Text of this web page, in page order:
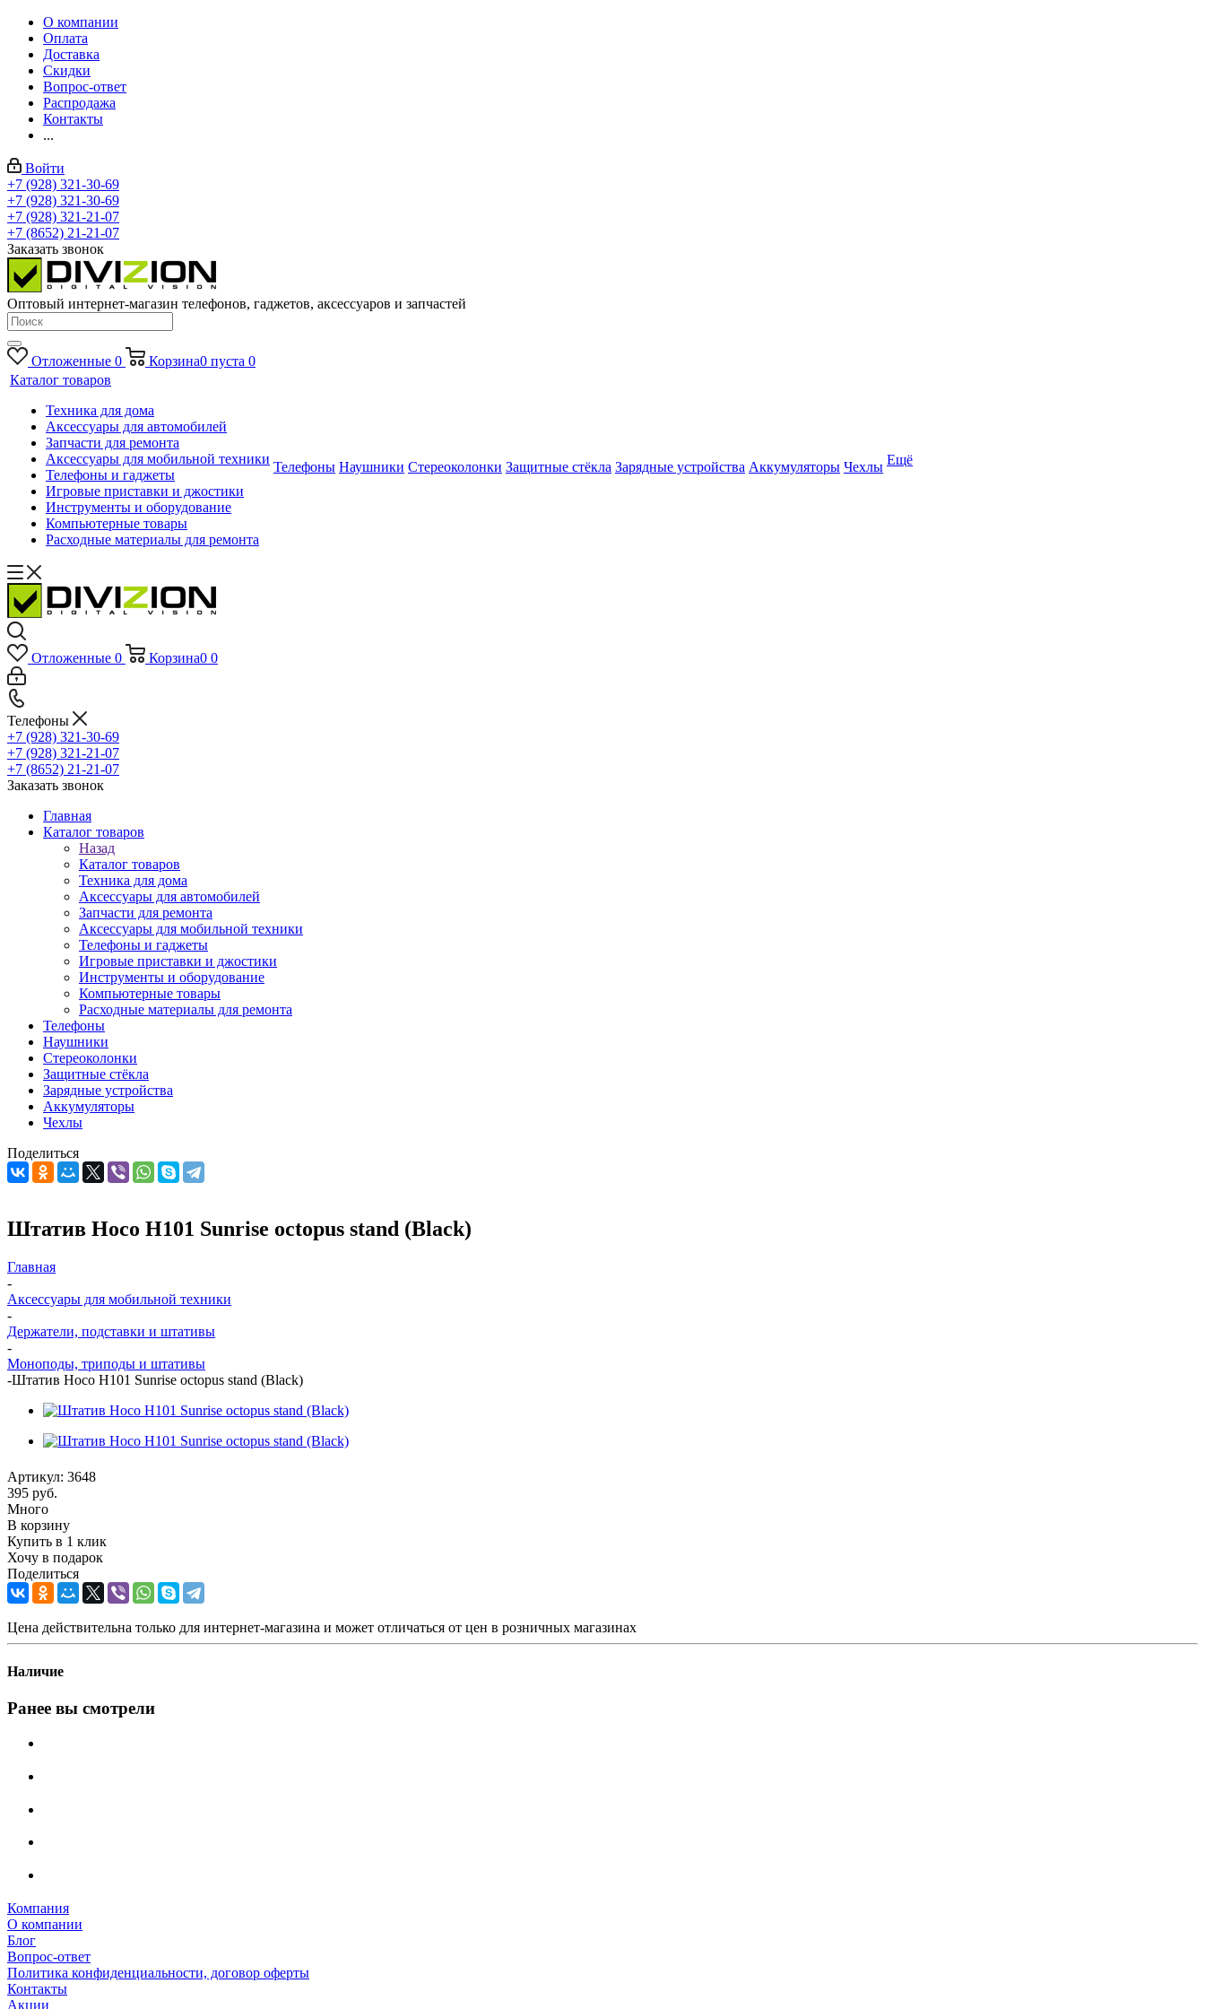
О компании
Оплата
Доставка
Скидки
Вопрос-ответ
Распродажа
Контакты
...
Войти
+7 (928) 321-30-69
+7 (928) 321-30-69
+7 (928) 321-21-07
+7 (8652) 21-21-07
Заказать звонок
Оптовый интернет-магазин телефонов, гаджетов, аксессуаров и запчастей
Отложенные 0 Корзина0 пуста 0
Каталог товаров
Техника для дома
Аксессуары для автомобилей
Запчасти для ремонта
Аксессуары для мобильной техники
Телефоны и гаджеты
Игровые приставки и джостики
Инструменты и оборудование
Компьютерные товары
Расходные материалы для ремонта
Телефоны Наушники Стереоколонки Защитные стёкла Зарядные устройства Аккумуляторы Чехлы Ещё
Отложенные 0 Корзина0 0
Телефоны
+7 (928) 321-30-69
+7 (928) 321-21-07
+7 (8652) 21-21-07
Заказать звонок
Главная
Каталог товаров
Назад
Каталог товаров
Техника для дома
Аксессуары для автомобилей
Запчасти для ремонта
Аксессуары для мобильной техники
Телефоны и гаджеты
Игровые приставки и джостики
Инструменты и оборудование
Компьютерные товары
Расходные материалы для ремонта
Телефоны
Наушники
Стереоколонки
Защитные стёкла
Зарядные устройства
Аккумуляторы
Чехлы
Поделиться
Штатив Hoco H101 Sunrise octopus stand (Black)
Главная
-
Аксессуары для мобильной техники
-
Держатели, подставки и штативы
-
Моноподы, триподы и штативы
-Штатив Hoco H101 Sunrise octopus stand (Black)
Артикул: 3648
395 руб.
Много
В корзину
Купить в 1 клик
Хочу в подарок
Поделиться
Цена действительна только для интернет-магазина и может отличаться от цен в розничных магазинах
Наличие
Ранее вы смотрели
Компания
О компании
Блог
Вопрос-ответ
Политика конфиденциальности, договор оферты
Контакты
Акции